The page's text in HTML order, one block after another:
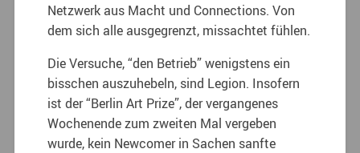
Netzwerk aus Macht und Connections. Von
dem sich alle ausgegrenzt, missachtet fühlen.
Die Versuche, “den Betrieb” wenigstens ein
bisschen auszuhebeln, sind Legion. Insofern
ist der “Berlin Art Prize”, der vergangenes
Wochenende zum zweiten Mal vergeben
wurde, kein Newcomer in Sachen sanfte